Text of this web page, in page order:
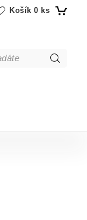
Košík 0 ks